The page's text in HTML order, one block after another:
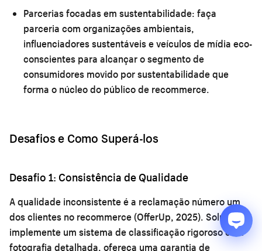
Parcerias focadas em sustentabilidade: faça
parceria com organizações ambientais,
influenciadores sustentáveis e veículos de mídia eco-
conscientes para alcançar o segmento de
consumidores movido por sustentabilidade que
forma o núcleo do público de recommerce.
Desafios e Como Superá-los
Desafio 1: Consistência de Qualidade
A qualidade inconsistente é a reclamação número um
dos clientes no recommerce (OfferUp, 2025). Solução:
implemente um sistema de classificação rigoroso com
fotografia detalhada, ofereça uma garantia de